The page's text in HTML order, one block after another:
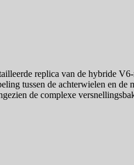
replica van de hybride
tussen de achterwielen en
de complexe